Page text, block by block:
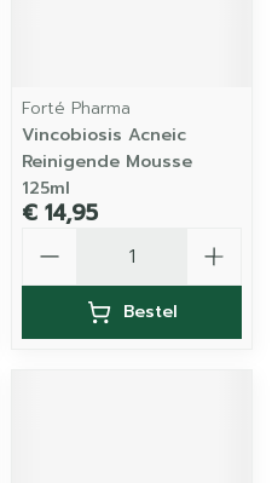
Forté Pharma
Vincobiosis Acneic
Reinigende Mousse
125ml
€ 14,95
Bestel